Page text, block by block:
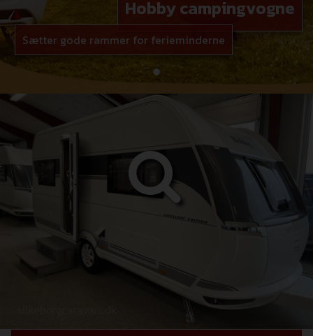
Hobby campingvogne
Sætter gode rammer for ferieminderne